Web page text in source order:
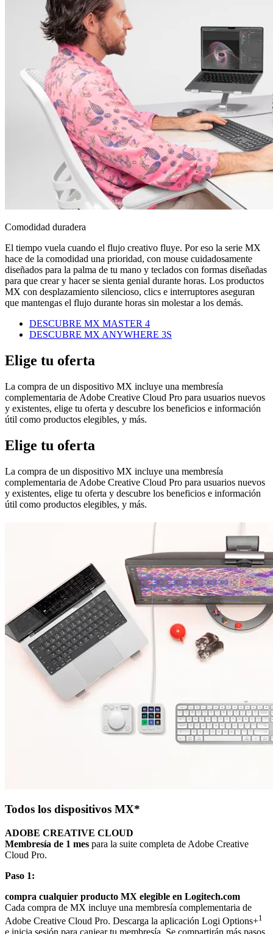
Comodidad duradera
El tiempo vuela cuando el flujo creativo fluye. Por eso la serie MX
hace de la comodidad una prioridad, con mouse cuidadosamente
diseñados para la palma de tu mano y teclados con formas diseñadas
para que crear y hacer se sienta genial durante horas. Los productos
MX con desplazamiento silencioso, clics e interruptores aseguran
que mantengas el flujo durante horas sin molestar a los demás.
DESCUBRE MX MASTER 4
DESCUBRE MX ANYWHERE 3S
Elige tu oferta
La compra de un dispositivo MX incluye una membresía
complementaria de Adobe Creative Cloud Pro para usuarios nuevos
y existentes, elige tu oferta y descubre los beneficios e información
útil como productos elegibles, y más.
Elige tu oferta
La compra de un dispositivo MX incluye una membresía
complementaria de Adobe Creative Cloud Pro para usuarios nuevos
y existentes, elige tu oferta y descubre los beneficios e información
útil como productos elegibles, y más.
Todos los dispositivos MX*
ADOBE CREATIVE CLOUD
Membresía de 1 mes para la suite completa de Adobe Creative
Cloud Pro.
Paso 1:
compra cualquier producto MX elegible en Logitech.com
Cada compra de MX incluye una membresía complementaria de
Adobe Creative Cloud Pro. Descarga la aplicación Logi Options+1